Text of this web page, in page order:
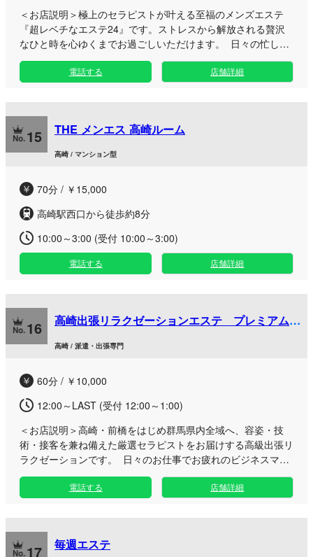
＜お店説明＞極上のセラピストが叶える至福のメンズエステ
『超レベチなエステ24』です。ストレスから解放される贅沢
なひと時を心ゆくまでお過ごしいただけます。 日々の忙しさ
から解放されたい大人の方に向けて、高崎駅東口からすぐのプ
ライベートなマンション型ルームで極上の時間をお届けしま
いただけます。ご来店からお帰りまで、非日常を感じられる特
別なおもてなしをぜひお楽しみください。
電話する 店舗詳細
15 THE メンエス 高崎ルーム
高崎 / マンション型
70分 / ￥15,000
高崎駅西口から徒歩約8分
10:00～3:00 (受付 10:00～3:00)
電話する 店舗詳細
16
高崎出張リラクゼーションエステ プレミアムア
高崎 / 派遣・出張専門
60分 / ￥10,000
12:00～LAST (受付 12:00～1:00)
＜お店説明＞高崎・前橋をはじめ群馬県内全域へ、容姿・技
術・接客を兼ね備えた厳選セラピストをお届けする高級出張リ
ラクゼーションです。 日々のお仕事でお疲れのビジネスマン
の方や、ご自宅・滞在先で周囲を気にせずリフレッシュしたい
方に最適です。お好きなプライベート空間で、無香料の水溶性
オイルを使用した丁寧なアロマ＆リンパマッサージをご堪能い
に出張可能。お仕事終わりの遅い時間や自分へのご褒美に、心
やすらぐ至福のひとときをお過ごしください。
電話する 店舗詳細
17 毎週エステ